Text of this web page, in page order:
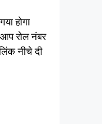
होगा
रोल नंबर
नीचे दी